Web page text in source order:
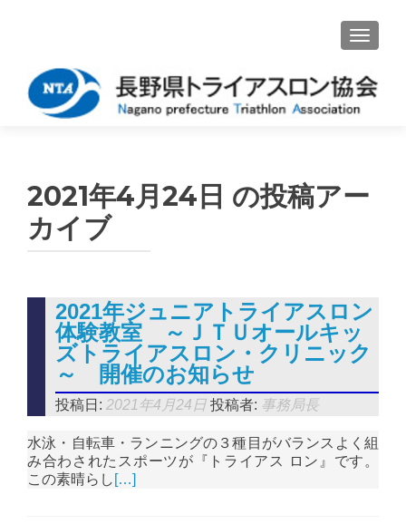
ナビゲ
2021年4月24日 の投稿アー
カイブ
2021年ジュニアトライアスロン
体験教室 ～ＪＴＵオールキッ
ズトライアスロン・クリニック
～ 開催のお知らせ
投稿日:2021年4月24日 投稿者: 事務局長
水泳・自転車・ランニングの３種目がバランスよく組
み合わされたスポーツが『トライアス ロン』です。
この素晴らし […]